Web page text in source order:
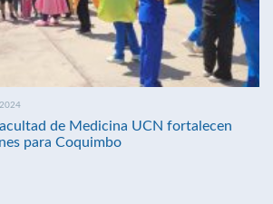
de Medicina UCN fortalecen
para Coquimbo